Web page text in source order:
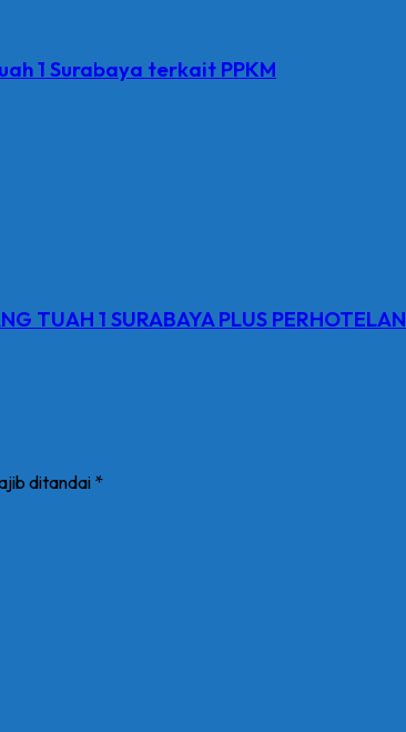
1 Surabaya terkait PPKM
TUAH 1 SURABAYA PLUS PERHOTELAN
ditandai *